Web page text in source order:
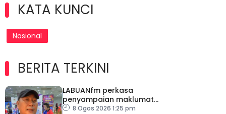
KATA KUNCI
Nasional
BERITA TERKINI
LABUANfm perkasa
penyampaian maklumat
menerusi siaran luar RDL
8 Ogos 2026 1:25 pm